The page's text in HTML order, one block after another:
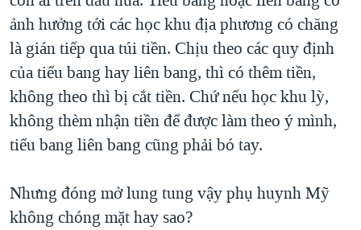
ảnh hưởng tới các học khu địa phương có chăng
là gián tiếp qua túi tiền. Chịu theo các quy định
của tiểu bang hay liên bang, thì có thêm tiền,
không theo thì bị cắt tiền. Chứ nếu học khu lỳ,
không thèm nhận tiền để được làm theo ý mình,
tiểu bang liên bang cũng phải bó tay.
Nhưng đóng mở lung tung vậy phụ huynh Mỹ
không chóng mặt hay sao?